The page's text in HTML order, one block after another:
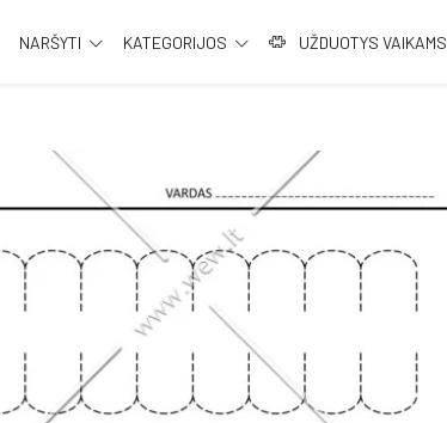
NARŠYTI KATEGORIJOS UŽDUOTYS VAIKAMS